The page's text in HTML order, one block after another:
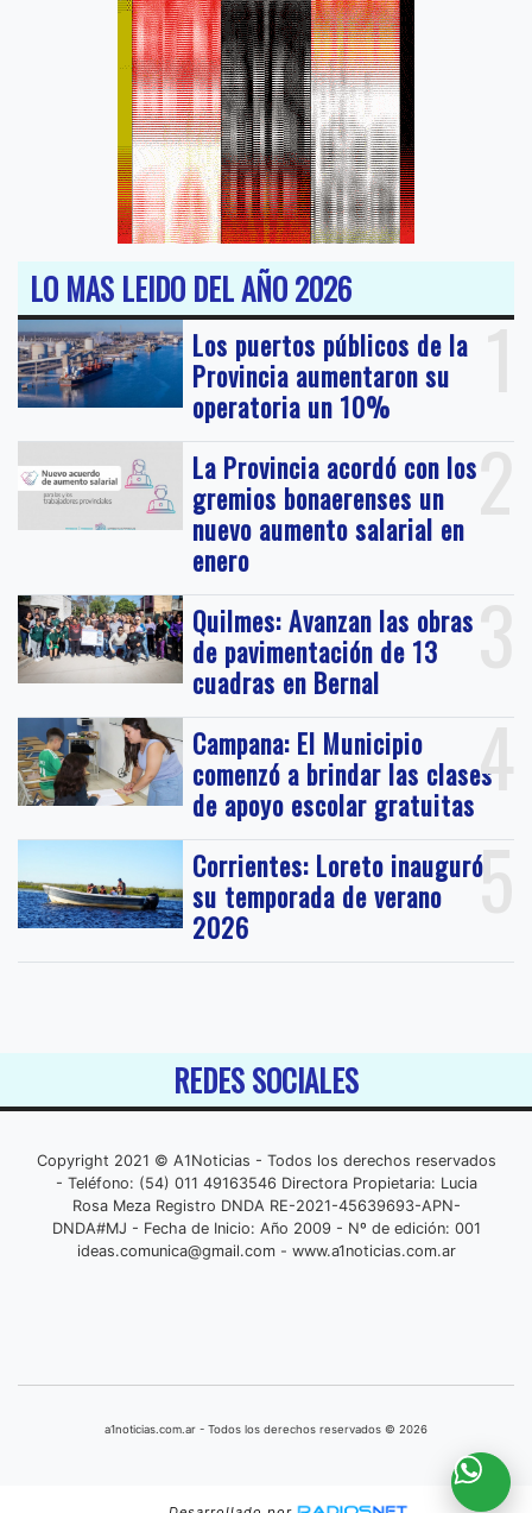
LO MAS LEIDO DEL AÑO 2026
1
Los puertos públicos de la
Provincia aumentaron su
operatoria un 10%
2
La Provincia acordó con los
gremios bonaerenses un
nuevo aumento salarial en
enero
3
Quilmes: Avanzan las obras
de pavimentación de 13
cuadras en Bernal
4
Campana: El Municipio
comenzó a brindar las clases
de apoyo escolar gratuitas
5
Corrientes: Loreto inauguró
su temporada de verano
2026
REDES SOCIALES
Copyright 2021 © A1Noticias - Todos los derechos reservados
- Teléfono: (54) 011 49163546 Directora Propietaria: Lucia
Rosa Meza Registro DNDA RE-2021-45639693-APN-
DNDA#MJ - Fecha de Inicio: Año 2009 - Nº de edición: 001
ideas.comunica@gmail.com- www.a1noticias.com.ar
a1noticias.com.ar - Todos los derechos reservados © 2026